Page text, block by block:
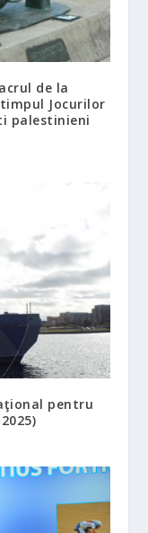
de la
Jocurilor
palestinieni
pentru